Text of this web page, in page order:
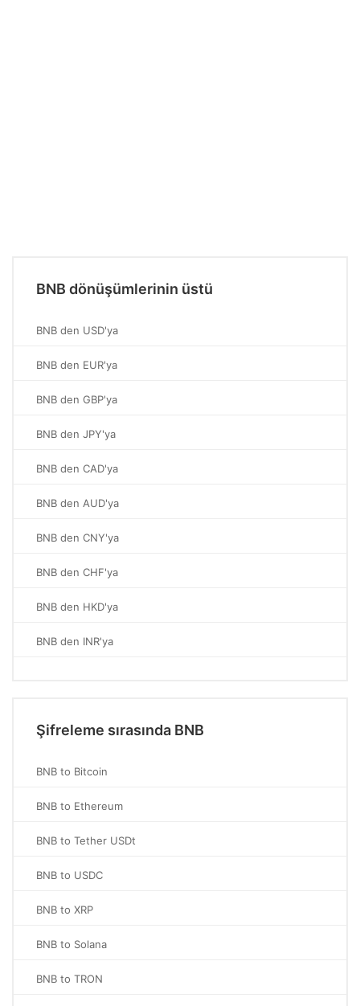
BNB dönüşümlerinin üstü
BNB den USD'ya
BNB den EUR'ya
BNB den GBP'ya
BNB den JPY'ya
BNB den CAD'ya
BNB den AUD'ya
BNB den CNY'ya
BNB den CHF'ya
BNB den HKD'ya
BNB den INR'ya
Şifreleme sırasında BNB
BNB to Bitcoin
BNB to Ethereum
BNB to Tether USDt
BNB to USDC
BNB to XRP
BNB to Solana
BNB to TRON